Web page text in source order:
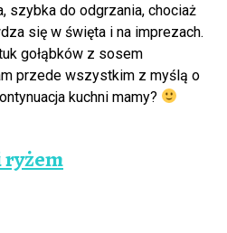
szybka do odgrzania, chociaż
się w święta i na imprezach.
gołąbków z sosem
przede wszystkim z myślą o
kuchni mamy?
ryżem